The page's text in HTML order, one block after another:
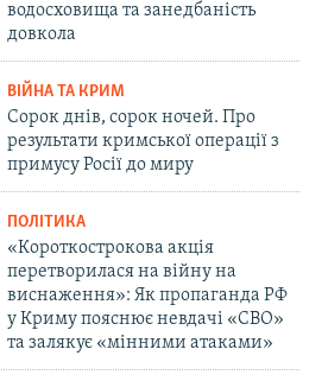
водосховища та занедбаність
довкола
ВІЙНА ТА КРИМ
Сорок днів, сорок ночей. Про
результати кримської операції з
примусу Росії до миру
ПОЛІТИКА
«Короткострокова акція
перетворилася на війну на
виснаження»: Як пропаганда РФ
у Криму пояснює невдачі «СВО»
та залякує «мінними атаками»